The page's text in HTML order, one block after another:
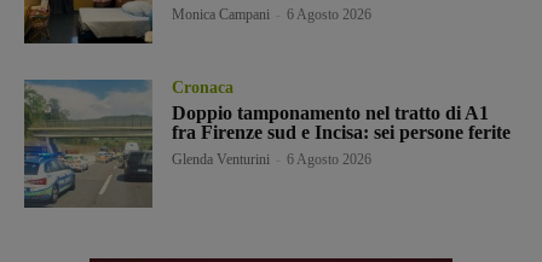
Monica Campani 6 Agosto 2026
Cronaca
Doppio tamponamento nel tratto di A1
fra Firenze sud e Incisa: sei persone ferite
Glenda Venturini 6 Agosto 2026